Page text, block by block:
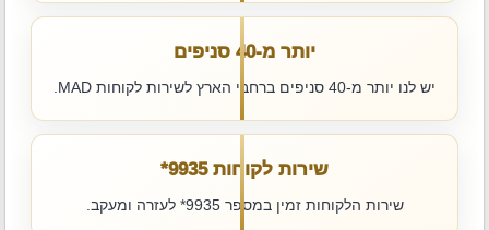
יותר מ-40 סניפים
יש לנו יותר מ-40 סניפים ברחבי הארץ לשירות לקוחות MAD.
שירות לקוחות ‎*9935
שירות הלקוחות זמין במספר ‎*9935 לעזרה ומעקב.